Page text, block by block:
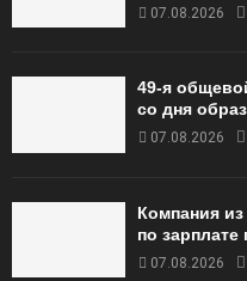
07.08.2026
49‑я
со дня
07.08.2026
Компания
по
07.08.2026